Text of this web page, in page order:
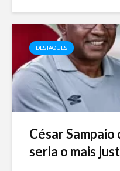
DESTAQUES
César
seria o mais